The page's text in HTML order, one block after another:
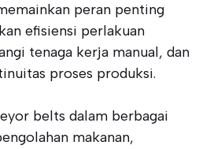
peran penting
efisiensi perlakuan
tenaga kerja manual, dan
proses produksi.
belts dalam berbagai
makanan,